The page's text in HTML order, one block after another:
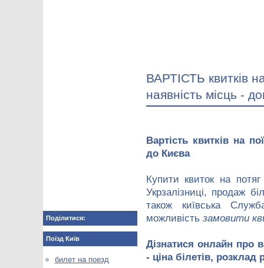
ВАРТІСТЬ квитків
наявність місць -
Вартість квитків на
до Києва
Купити квиток на
Укрзалізниці, продаж
також київська
можливість замовити
Дізнатися онлайн про
- ціна білетів, розклад
Поділитися:
Поїзд Київ
билет на поезд